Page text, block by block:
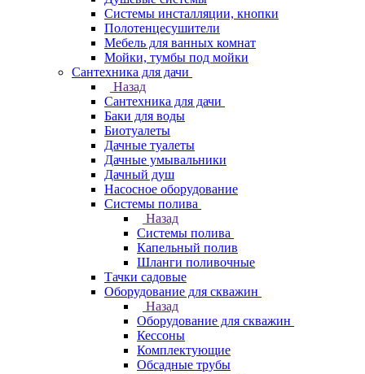
Системы инсталляции, кнопки
Полотенцесушители
Мебель для ванных комнат
Мойки, тумбы под мойки
Сантехника для дачи
Назад
Сантехника для дачи
Баки для воды
Биотуалеты
Дачные туалеты
Дачные умывальники
Дачный душ
Насосное оборудование
Системы полива
Назад
Системы полива
Капельный полив
Шланги поливочные
Тачки садовые
Оборудование для скважин
Назад
Оборудование для скважин
Кессоны
Комплектующие
Обсадные трубы